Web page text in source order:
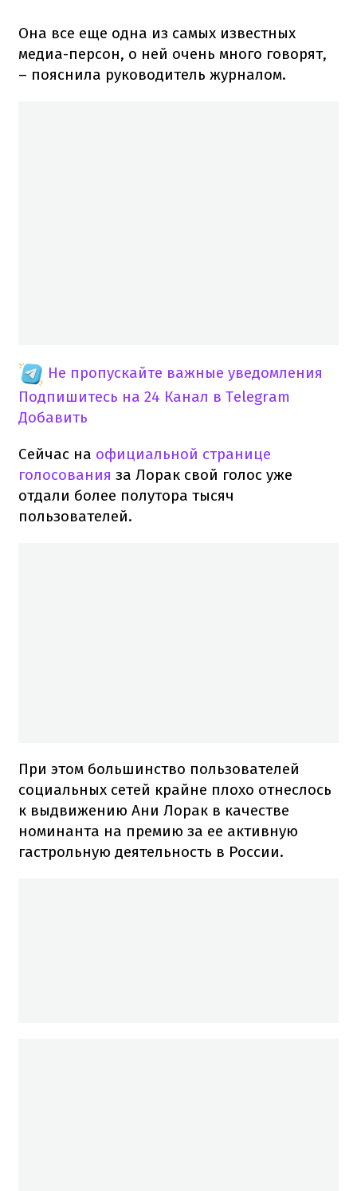
Она все еще одна из самых известных
медиа-персон, о ней очень много говорят,
– пояснила руководитель журналом.
Не пропускайте важные уведомления
Подпишитесь на 24 Канал в Telegram
Добавить
Сейчас на официальной странице
голосования за Лорак свой голос уже
отдали более полутора тысяч
пользователей.
При этом большинство пользователей
социальных сетей крайне плохо отнеслось
к выдвижению Ани Лорак в качестве
номинанта на премию за ее активную
гастрольную деятельность в России.